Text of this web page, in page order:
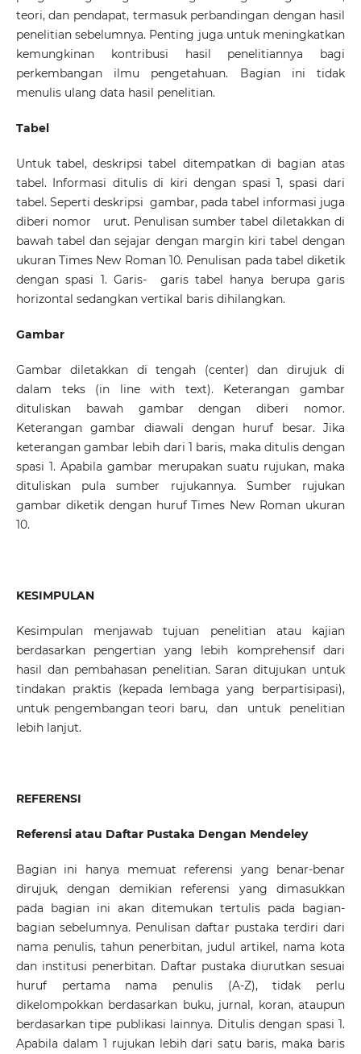
teori, dan pendapat, termasuk perbandingan dengan hasil
penelitian sebelumnya. Penting juga untuk meningkatkan
kemungkinan kontribusi hasil penelitiannya bagi
perkembangan ilmu pengetahuan. Bagian ini tidak
menulis ulang data hasil penelitian.
Tabel
Untuk tabel, deskripsi tabel ditempatkan di bagian atas
tabel. Informasi ditulis di kiri dengan spasi 1, spasi dari
tabel. Seperti deskripsi gambar, pada tabel informasi juga
diberi nomor urut. Penulisan sumber tabel diletakkan di
bawah tabel dan sejajar dengan margin kiri tabel dengan
ukuran Times New Roman 10. Penulisan pada tabel diketik
dengan spasi 1. Garis- garis tabel hanya berupa garis
horizontal sedangkan vertikal baris dihilangkan.
Gambar
Gambar diletakkan di tengah (center) dan dirujuk di
dalam teks (in line with text). Keterangan gambar
dituliskan bawah gambar dengan diberi nomor.
Keterangan gambar diawali dengan huruf besar. Jika
keterangan gambar lebih dari 1 baris, maka ditulis dengan
spasi 1. Apabila gambar merupakan suatu rujukan, maka
dituliskan pula sumber rujukannya. Sumber rujukan
gambar diketik dengan huruf Times New Roman ukuran
10.
KESIMPULAN
Kesimpulan menjawab tujuan penelitian atau kajian
berdasarkan pengertian yang lebih komprehensif dari
hasil dan pembahasan penelitian. Saran ditujukan untuk
tindakan praktis (kepada lembaga yang berpartisipasi),
untuk pengembangan teori baru, dan untuk penelitian
lebih lanjut.
REFERENSI
Referensi atau Daftar Pustaka Dengan Mendeley
Bagian ini hanya memuat referensi yang benar-benar
dirujuk, dengan demikian referensi yang dimasukkan
pada bagian ini akan ditemukan tertulis pada bagian-
bagian sebelumnya. Penulisan daftar pustaka terdiri dari
nama penulis, tahun penerbitan, judul artikel, nama kota
dan institusi penerbitan. Daftar pustaka diurutkan sesuai
huruf pertama nama penulis (A-Z), tidak perlu
dikelompokkan berdasarkan buku, jurnal, koran, ataupun
berdasarkan tipe publikasi lainnya. Ditulis dengan spasi 1.
Apabila dalam 1 rujukan lebih dari satu baris, maka baris